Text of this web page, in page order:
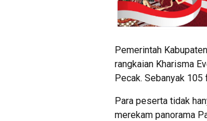
Pemerintah
rangkaian Kharisma
Pecak. Sebanyak
Para peserta tidak
merekam panorama